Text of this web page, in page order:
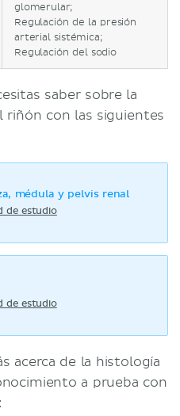
glomerular;
Regulación de la presión
arterial sistémica;
Regulación del sodio
saber sobre la
riñón con las siguientes
médula y pelvis renal
de estudio
de estudio
acerca de la histología
a prueba con